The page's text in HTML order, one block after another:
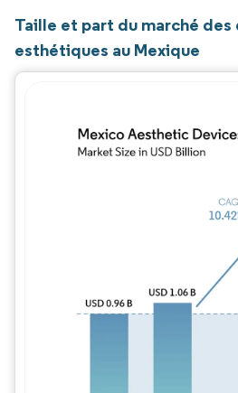
Taille et part du marché
esthétiques au Mexique